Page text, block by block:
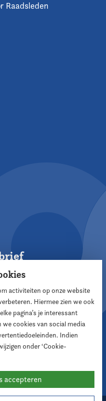
Raadsleden
activiteiten op onze website
Hiermee zien we ook
pagina’s je interessant
cookies van social media
Indien
onder ‘Cookie-
accepteren